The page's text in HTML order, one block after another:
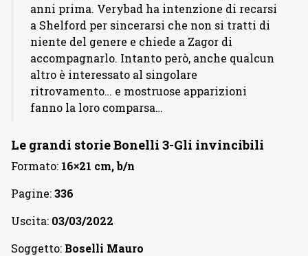
anni prima. Verybad ha intenzione di recarsi
a Shelford per sincerarsi che non si tratti di
niente del genere e chiede a Zagor di
accompagnarlo. Intanto però, anche qualcun
altro è interessato al singolare
ritrovamento… e mostruose apparizioni
fanno la loro comparsa…
Le grandi storie Bonelli 3-Gli invincibili
Formato: 16×21 cm, b/n
Pagine:336
Uscita: 03/03/2022
Soggetto: Boselli Mauro